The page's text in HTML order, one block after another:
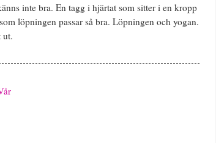
inte bra. En tagg i hjärtat som sitter i en kropp
löpningen passar så bra. Löpningen och yogan.
ut.